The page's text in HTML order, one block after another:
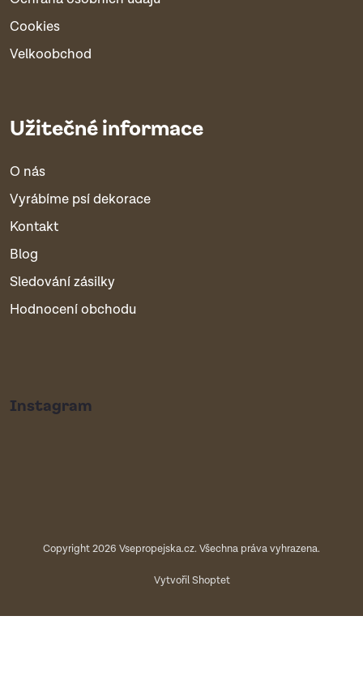
Cookies
Velkoobchod
Užitečné informace
O nás
Vyrábíme psí dekorace
Kontakt
Blog
Sledování zásilky
Hodnocení obchodu
Instagram
Vytvořil Shoptet
Copyright 2026 Vsepropejska.cz. Všechna práva vyhrazena.